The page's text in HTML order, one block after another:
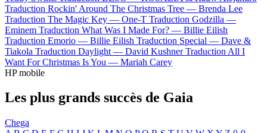
Traduction Rockin' Around The Christmas Tree — Brenda Lee
Traduction The Magic Key — One-T Traduction Godzilla —
Eminem Traduction What Was I Made For? — Billie Eilish
Traduction Emorio — Billie Eilish Traduction Special — Dave &
Tiakola Traduction Daylight — David Kushner Traduction All I
Want For Christmas Is You — Mariah Carey
HP mobile
Les plus grands succès de Gaia
Chega